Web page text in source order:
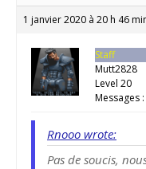
1 janvier 2020 à 20 h 46
Staff
Mutt2828
Level 20
Messages
Rnooo wrote:
Pas de soucis,